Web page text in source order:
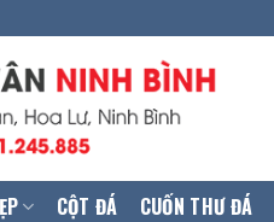
CỘT ĐÁ CUỐN THƯ ĐÁ